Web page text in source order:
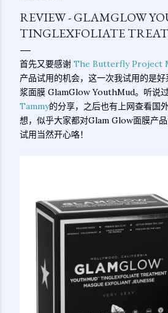
REVIEW - GLAMGLOW
TINGLEXFOLIATE
首先又要感谢 The Butterfly Project
产品试用的机会，这一次我试用的是
浆面膜 GlamGlow YouthMud。听说
Tammy的分享，之后也有上网查看国
想，似乎大家都对Glam Glow面膜产
试用当然开心咯！